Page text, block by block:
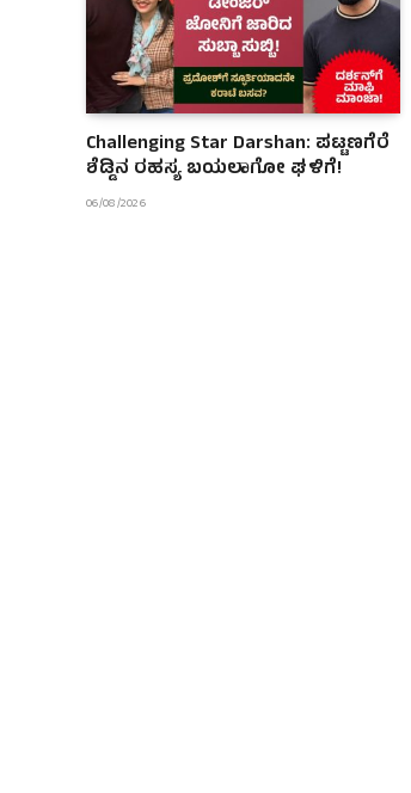
Challenging Star Darshan: ಪಟ್ಟಣಗೆರೆ
ಶೆಡ್ಡಿನ ರಹಸ್ಯ ಬಯಲಾಗೋ ಘಳಿಗೆ!
06/08/2026